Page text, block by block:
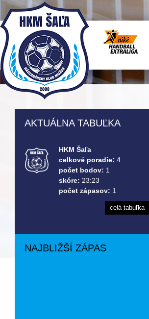
AKTUÁLNA TABUĽKA
HKM Šaľa
celkové poradie: 4
počet bodov: 1
skóre: 23:23
počet zápasov: 1
celá tabuľka
NAJBLIŽŠÍ ZÁPAS